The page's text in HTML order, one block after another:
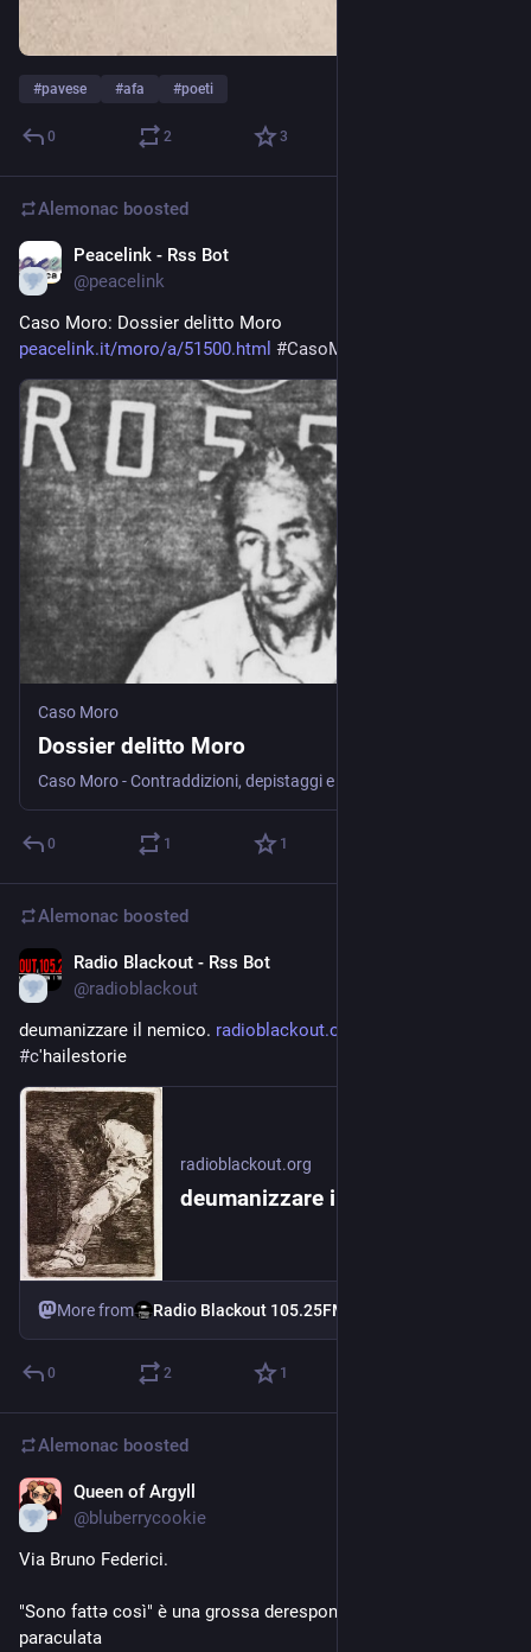
#pavese #afa #poeti
0 2 3
Alemonac boosted
Peacelink - Rss Bot
@peacelink
Caso Moro: Dossier delitto Moro
peacelink.it/moro/a/51500.html #CasoMoro
Caso Moro
Dossier delitto Moro
0 1 1
Alemonac boosted
Radio Blackout - Rss Bot
@radioblackout
deumanizzare il nemico. radioblackout.org/podcast/deum
#c'hailestorie
radioblackout.org
deumanizzare il nemico.
More from Radio Blackout 105.25FM
0 2 1
Alemonac boosted
Queen of Argyll
@bluberrycookie
Via Bruno Federici.
"Sono fattə così" è una grossa deresponsabilizzante
paraculata